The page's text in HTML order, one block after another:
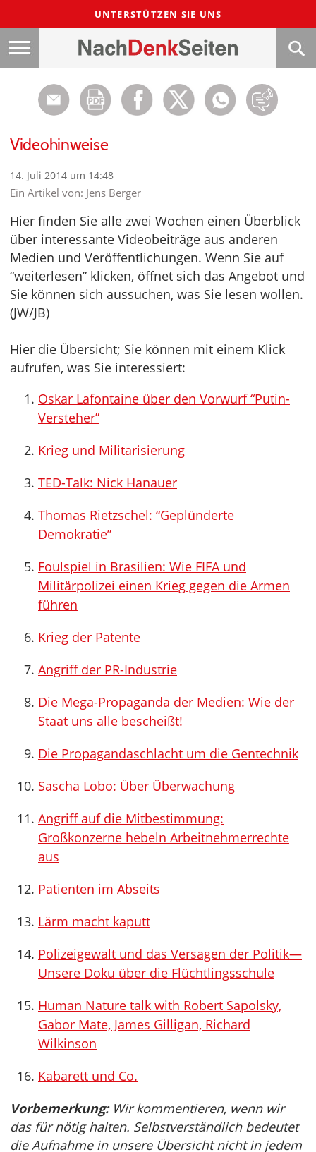
UNTERSTÜTZEN SIE UNS
Videohinweise
14. Juli 2014 um 14:48
Ein Artikel von: Jens Berger
Hier finden Sie alle zwei Wochen einen Überblick
über interessante Videobeiträge aus anderen
Medien und Veröffentlichungen. Wenn Sie auf
“weiterlesen” klicken, öffnet sich das Angebot und
Sie können sich aussuchen, was Sie lesen wollen.
(JW/JB)
Hier die Übersicht; Sie können mit einem Klick
aufrufen, was Sie interessiert:
Oskar Lafontaine über den Vorwurf “Putin-
Versteher”
Krieg und Militarisierung
TED-Talk: Nick Hanauer
Thomas Rietzschel: “Geplünderte
Demokratie”
Foulspiel in Brasilien: Wie FIFA und
Militärpolizei einen Krieg gegen die Armen
führen
Krieg der Patente
Angriff der PR-Industrie
Die Mega-Propaganda der Medien: Wie der
Staat uns alle bescheißt!
Die Propagandaschlacht um die Gentechnik
Sascha Lobo: Über Überwachung
Angriff auf die Mitbestimmung:
Großkonzerne hebeln Arbeitnehmerrechte
aus
Patienten im Abseits
Lärm macht kaputt
Polizeigewalt und das Versagen der Politik—
Unsere Doku über die Flüchtlingsschule
Human Nature talk with Robert Sapolsky,
Gabor Mate, James Gilligan, Richard
Wilkinson
Kabarett und Co.
Vorbemerkung:Wir kommentieren, wenn wir
das für nötig halten. Selbstverständlich bedeutet
die Aufnahme in unsere Übersicht nicht in jedem